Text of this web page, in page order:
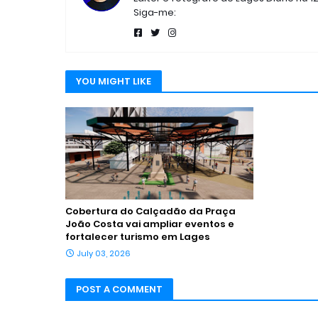
Siga-me:
YOU MIGHT LIKE
Cobertura do Calçadão da Praça
João Costa vai ampliar eventos e
fortalecer turismo em Lages
July 03, 2026
POST A COMMENT